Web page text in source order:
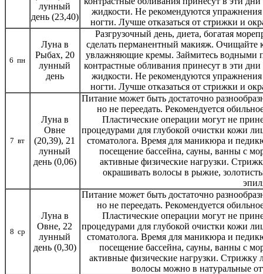
лунный
день (23,40)
жидкости. Не рекомендуются упражнения
ногти. Лучше отказаться от стрижки и
6 пн
Луна в
Рыбах, 20
лунный
день
Разгрузочный день, диета, богатая
сделать перманентный макияж. Очищайте
увлажняющие кремы. Займитесь водными
контрастные обливания принесут в эти
жидкости. Не рекомендуются упражнения
ногти. Лучше отказаться от стрижки и
7 вт
Луна в
Овне
(20,39), 21
лунный
день (0,06)
Питание может быть достаточно
но не переедать. Рекомендуется
Пластические операции могут не
процедурами для глубокой очистки кожи
стоматолога. Время для маникюра и
посещение бассейна, сауны, ванны с
активные физические нагрузки.
окрашивать волосы в рыжие,
8 ср
Луна в
Овне, 22
лунный
день (0,30)
Питание может быть достаточно
но не переедать. Рекомендуется
Пластические операции могут не
процедурами для глубокой очистки кожи
стоматолога. Время для маникюра и
посещение бассейна, сауны, ванны с
активные физические нагрузки. Стрижку
волосы можно в натуральные